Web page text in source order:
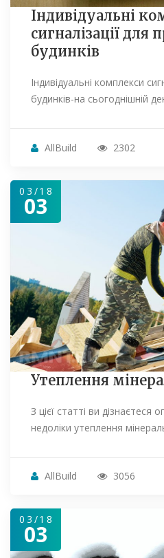
Індивідуальні
сигналізації для
будинків
Індивідуальні комплекси
будинків-на сьогоднішній
AllBuild 2302
03/18
03
Утеплення
З цієї статті ви дізнаєтеся
недоліки утеплення
AllBuild 3056
03/18
03